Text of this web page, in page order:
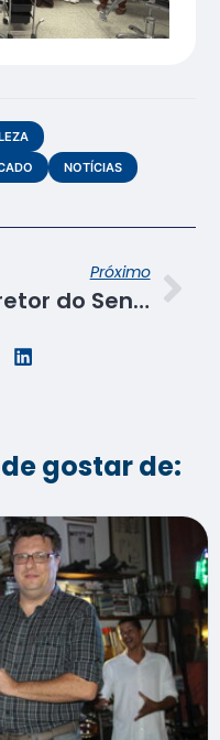
NOTÍCIAS
Próximo
Diretor do Senac Sergipe reúne-se com assessor executivo do Departamento Nacional
gostar de: